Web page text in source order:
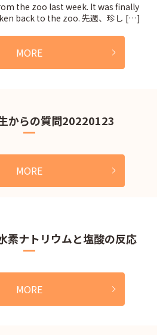
the zoo last week. It was finally
back to the zoo. 先週、珍し […]
MORE
からの質問20220123
MORE
ナトリウムと塩酸の反応
MORE